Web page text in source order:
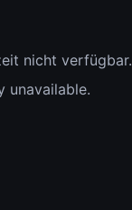
nicht verfügbar.
unavailable.